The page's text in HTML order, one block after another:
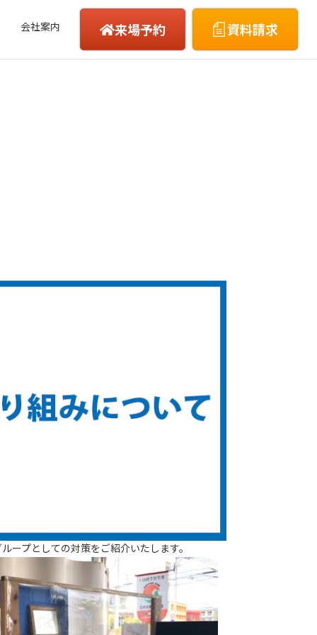
会社案内 来場予約 資料請求
プとしての対策をご紹介いたします。